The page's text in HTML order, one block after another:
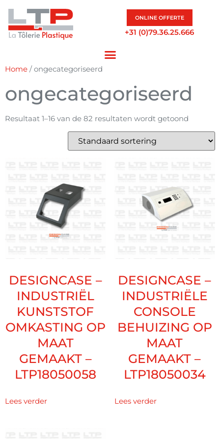
ONLINE OFFERTE
+31 (0)79.36.25.666
Home / ongecategoriseerd
ongecategoriseerd
Resultaat 1–16 van de 82 resultaten wordt getoond
DESIGNCASE –
INDUSTRIËL
KUNSTSTOF
OMKASTING OP
MAAT
GEMAAKT –
LTP18050058
Lees verder
DESIGNCASE –
INDUSTRIËLE
CONSOLE
BEHUIZING OP
MAAT
GEMAAKT –
LTP18050034
Lees verder